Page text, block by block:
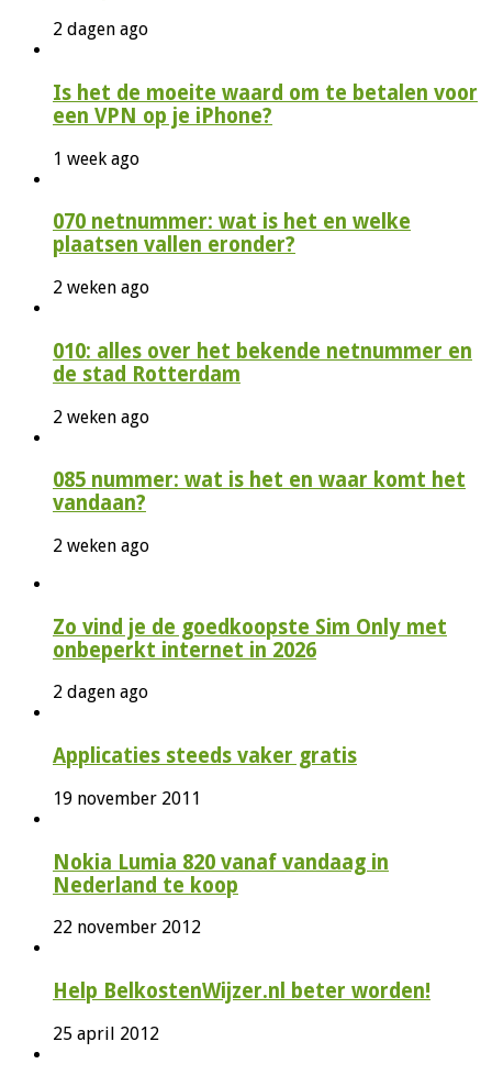
2 dagen ago
Is het de moeite waard om te betalen voor
een VPN op je iPhone?
1 week ago
070 netnummer: wat is het en welke
plaatsen vallen eronder?
2 weken ago
010: alles over het bekende netnummer en
de stad Rotterdam
2 weken ago
085 nummer: wat is het en waar komt het
vandaan?
2 weken ago
Zo vind je de goedkoopste Sim Only met
onbeperkt internet in 2026
2 dagen ago
Applicaties steeds vaker gratis
19 november 2011
Nokia Lumia 820 vanaf vandaag in
Nederland te koop
22 november 2012
Help BelkostenWijzer.nl beter worden!
25 april 2012